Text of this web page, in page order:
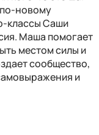
новому
классы Саши
Маша помогает
местом силы и
сообщество,
и